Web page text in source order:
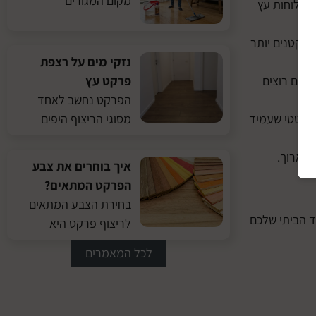
מלוחות עץ
מורכב מלוחות עץ קטנים יותר
אתם רוצים
שעמיד
הארוך.
הביתי שלכם
נזקי מים על רצפת
פרקט עץ
הפרקט נחשב לאחד
מסוגי הריצוף היפים
איך בוחרים את צבע
הפרקט המתאים?
בחירת הצבע המתאים
לריצוף פרקט היא
לכל המאמרים